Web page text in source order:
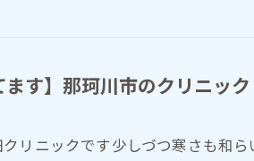
ます】那珂川市のクリニッ
リニックです少しづつ寒さも和